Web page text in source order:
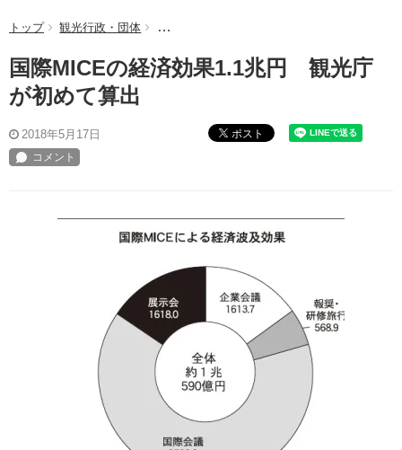
トップ 観光行政・団体 国際MICEの経済効果1.1兆円 観光庁が初め
国際MICEの経済効果1.1兆円 観光庁
が初めて算出
2018年5月17日 ポスト